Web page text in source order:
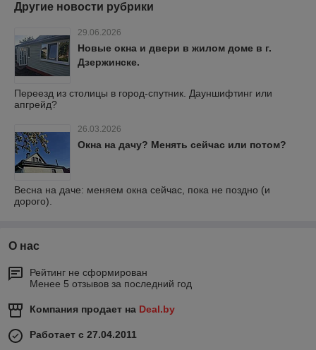
Другие новости рубрики
29.06.2026
Новые окна и двери в жилом доме в г.
Дзержинске.
Переезд из столицы в город-спутник. Дауншифтинг или
апгрейд?
26.03.2026
Окна на дачу? Менять сейчас или потом?
Весна на даче: меняем окна сейчас, пока не поздно (и
дорого).
О нас
Рейтинг не сформирован
Менее 5 отзывов за последний год
Компания продает на Deal.by
Работает с 27.04.2011